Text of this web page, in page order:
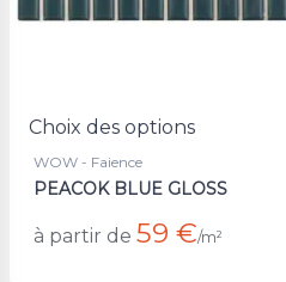
Choix des options
WOW - Faience
PEACOK BLUE GLOSS
à partir de 59 €/m²